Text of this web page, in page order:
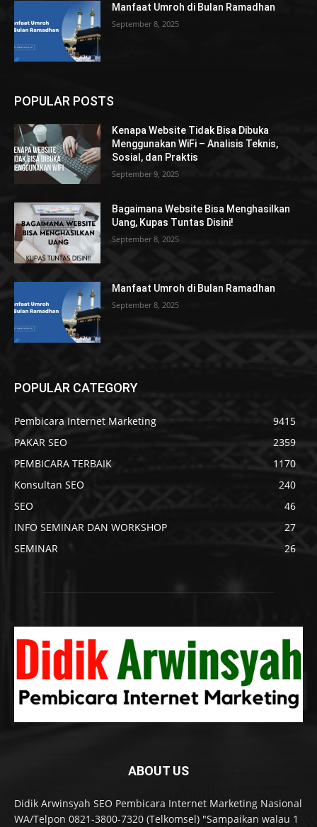
Manfaat Umroh di Bulan Ramadhan
September 8, 2025
POPULAR POSTS
Kenapa Website Tidak Bisa Dibuka
Menggunakan WiFi – Analisis Teknis,
Sosial, dan Praktis
September 9, 2025
Bagaimana Website Bisa Menghasilkan
Uang, Kupas Tuntas Disini!
September 8, 2025
Manfaat Umroh di Bulan Ramadhan
September 8, 2025
POPULAR CATEGORY
Pembicara Internet Marketing
9415
PAKAR SEO
2359
PEMBICARA TERBAIK
1170
Konsultan SEO
240
SEO
46
INFO SEMINAR DAN WORKSHOP
27
SEMINAR
26
ABOUT US
Didik Arwinsyah SEO Pembicara Internet Marketing Nasional
WA/Telpon 0821-3800-7320 (Telkomsel) "Sampaikan walau 1